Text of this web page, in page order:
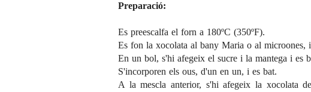
Preparació:
Es preescalfa el forn a 180ºC (350ºF).
Es fon la xocolata al bany Maria o al microones, i
En un bol, s'hi afegeix el sucre i la mantega i es
S'incorporen els ous, d'un en un, i es bat.
A la mescla anterior, s'hi afegeix la xocolata